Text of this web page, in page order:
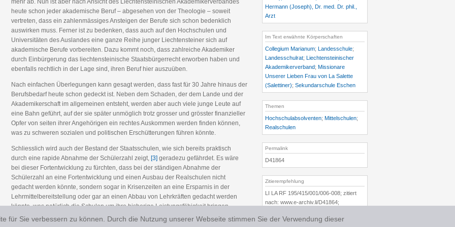
mehr ab. Nun ist aber nach Ansicht des Liechtensteinischen Akademikerverbandes
heute schon jeder akademische Beruf – abgesehen von der Theologie – soweit
vertreten, dass ein zahlenmässiges Ansteigen der Berufe sich schon bedenklich
auswirken muss. Ferner ist zu bedenken, dass auch auf den Hochschulen und
Universitäten des Auslandes eine ganze Reihe junger Liechtensteiner sich auf
akademische Berufe vorbereiten. Dazu kommt noch, dass zahlreiche Akademiker
durch Einbürgerung das liechtensteinische Staatsbürgerrecht erworben haben und
ebenfalls rechtlich in der Lage sind, ihren Beruf hier auszuüben.
Nach einfachen Überlegungen kann gesagt werden, dass fast für 30 Jahre hinaus der
Berufsbedarf heute schon gedeckt ist. Neben dem Schaden, der dem Lande und der
Akademikerschaft im allgemeinen entsteht, werden aber auch viele junge Leute auf
eine Bahn geführt, auf der sie später unmöglich trotz grosser und grösster finanzieller
Opfer von seiten ihrer Angehörigen ein rechtes Auskommen werden finden können,
was zu schweren sozialen und politischen Erschütterungen führen könnte.
Schliesslich wird auch der Bestand der Staatsschulen, wie sich bereits praktisch
durch eine rapide Abnahme der Schülerzahl zeigt, [3] geradezu gefährdet. Es wäre
bei dieser Fortentwicklung zu fürchten, dass bei der ständigen Abnahme der
Schülerzahl an eine Fortentwicklung und einen Ausbau der Realschulen nicht
gedacht werden könnte, sondern sogar in Krisenzeiten an eine Ersparnis in der
Lehrmittelbereitstellung oder gar an einen Abbau von Lehrkräften gedacht werden
könnte, was natürlich die Schulen um ihre bisherige Leistungsfähigkeit bringen
müsste. Die Endentwicklung wäre, ganz nüchtern gesehen, eine Sistierung der
Hermann (Joseph), Dr. med. Dr. phil.,
Arzt
Im Text erwähnte Körperschaften
Collegium Marianum; Landesschule;
Landesschulrat; Liechtensteinischer
Akademikerverband; Missionare
Unserer Lieben Frau von La Salette
(Salettiner); Sekundarschule Eschen
Themen
Hochschulabsolventen; Mittelschulen;
Realschulen
Permalink
D41864
Zitierempfehlung
LI LA RF 195/415/001/006-008; zitiert
nach: www.e-archiv.li/D41864;
für Sie verbessern zu können. Durch die Nutzung unserer Webseite stimmen Sie der Verwendung dieser